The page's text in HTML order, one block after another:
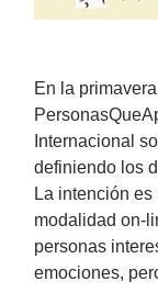
En la
Internacional
definiendo los
La intención
modalidad on-
personas
emociones,